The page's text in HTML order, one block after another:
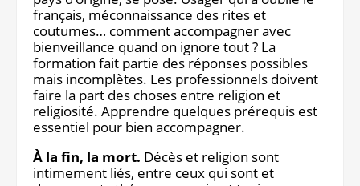
français, méconnaissance des rites et
coutumes… comment accompagner avec
bienveillance quand on ignore tout ? La
formation fait partie des réponses possibles
mais incomplètes. Les professionnels doivent
faire la part des choses entre religion et
religiosité. Apprendre quelques prérequis est
essentiel pour bien accompagner.
À la fin, la mort. Décès et religion sont
intimement liés, entre ceux qui sont et